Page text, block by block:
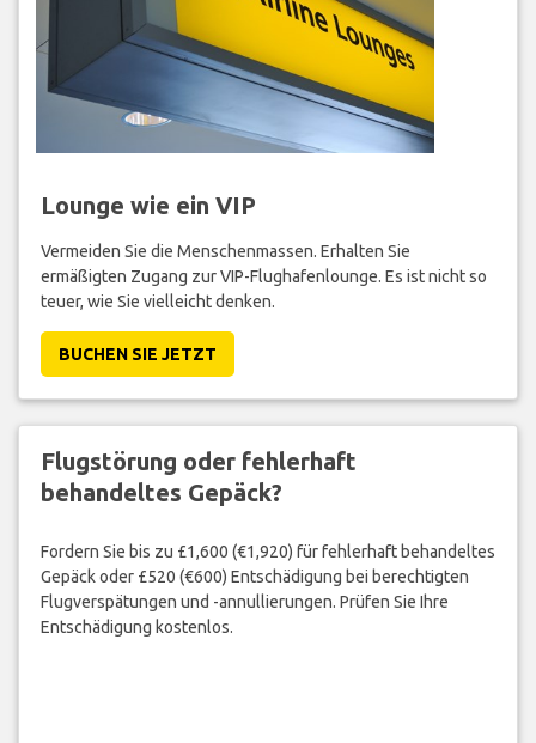
Lounge wie ein VIP
Vermeiden Sie die Menschenmassen. Erhalten Sie
ermäßigten Zugang zur VIP-Flughafenlounge. Es ist nicht so
teuer, wie Sie vielleicht denken.
BUCHEN SIE JETZT
Flugstörung oder fehlerhaft
behandeltes Gepäck?
Fordern Sie bis zu £1,600 (€1,920) für fehlerhaft behandeltes
Gepäck oder £520 (€600) Entschädigung bei berechtigten
Flugverspätungen und -annullierungen. Prüfen Sie Ihre
Entschädigung kostenlos.